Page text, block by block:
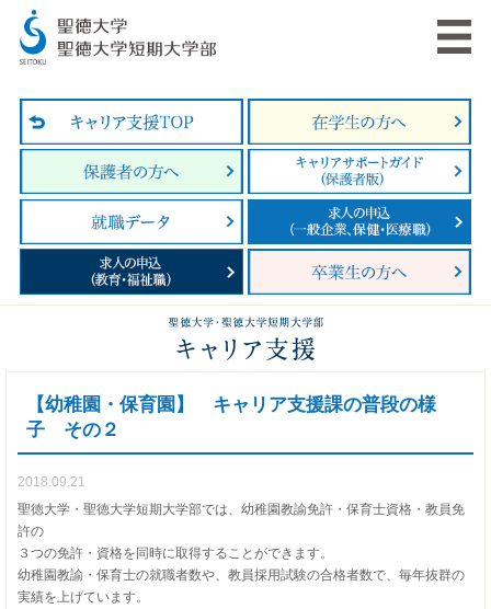
【幼稚園・保育園】 キャリア支援課の普段の様
子 その２
2018.09.21
聖徳大学・聖徳大学短期大学部では、幼稚園教諭免許・保育士資格・教員免
許の
３つの免許・資格を同時に取得することができます。
幼稚園教諭・保育士の就職者数や、教員採用試験の合格者数で、毎年抜群の
実績を上げています。